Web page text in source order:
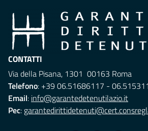
CONTATTI
Via della Pisana, 1301 00163 Roma
Telefono: +39 06.51686117 -
Email: info@garantedetenutilazio.it
Pec: